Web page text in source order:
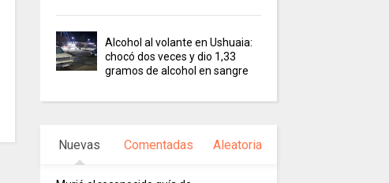
Alcohol al volante en Ushuaia:
chocó dos veces y dio 1,33
gramos de alcohol en sangre
Nuevas Comentadas Aleatoria